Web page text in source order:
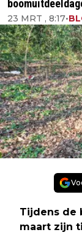
23 MRT , 8:17•
Tijdens de
maart zijn